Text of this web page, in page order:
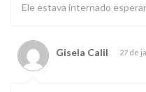
Ele estava internado
Gisela Calil 27 de